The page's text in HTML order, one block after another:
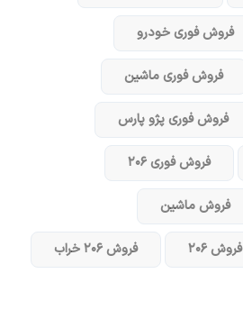
فروش فوری خودرو
فروش فوری ماشین
فروش فوری پژو پارس
فروش فوری ۲۰۶
فروش ماشین
فروش ۲۰۶ فروش ۲۰۶ خراب